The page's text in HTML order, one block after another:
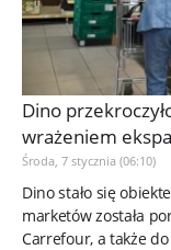
Dino
wrażeniem
Środa, 7 stycznia (06:10)
Dino stało się
marketów została
Carrefour, a także